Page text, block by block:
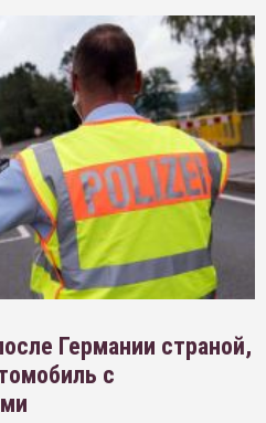
Германии страной,
с